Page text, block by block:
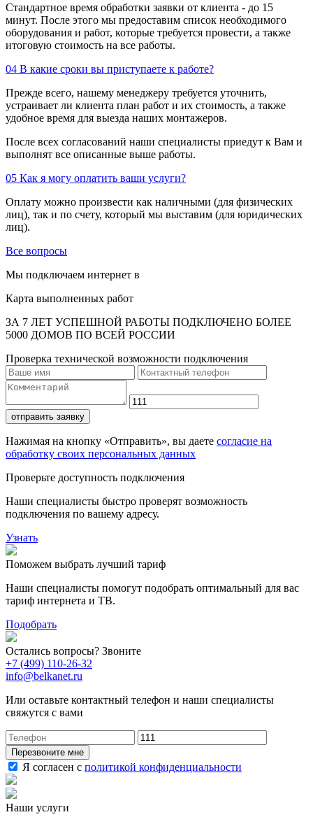
Стандартное время обработки заявки от клиента - до 15
минут. После этого мы предоставим список необходимого
оборудования и работ, которые требуется провести, а также
итоговую стоимость на все работы.
04 В какие сроки вы приступаете к работе?
Прежде всего, нашему менеджеру требуется уточнить,
устраивает ли клиента план работ и их стоимость, а также
удобное время для выезда наших монтажеров.
После всех согласований наши специалисты приедут к Вам и
выполнят все описанные выше работы.
05 Как я могу оплатить ваши услуги?
Оплату можно произвести как наличными (для физических
лиц), так и по счету, который мы выставим (для юридических
лиц).
Все вопросы
Мы подключаем интернет в
Карта выполненных работ
ЗА 7 ЛЕТ УСПЕШНОЙ РАБОТЫ ПОДКЛЮЧЕНО БОЛЕЕ
5000 ДОМОВ ПО ВСЕЙ РОССИИ
Проверка технической возможности подключения
отправить заявку
Нажимая на кнопку «Отправить», вы даете согласие на
обработку своих персональных данных
Проверьте доступность подключения
Наши специалисты быстро проверят возможность
подключения по вашему адресу.
Узнать
Поможем выбрать лучший тариф
Наши специалисты помогут подобрать оптимальный для вас
тариф интернета и ТВ.
Подобрать
Остались вопросы? Звоните
+7 (499) 110-26-32
info@belkanet.ru
Или оставьте контактный телефон и наши специалисты
свяжутся с вами
Перезвоните мне
Я согласен с политикой конфиденциальности
Наши услуги